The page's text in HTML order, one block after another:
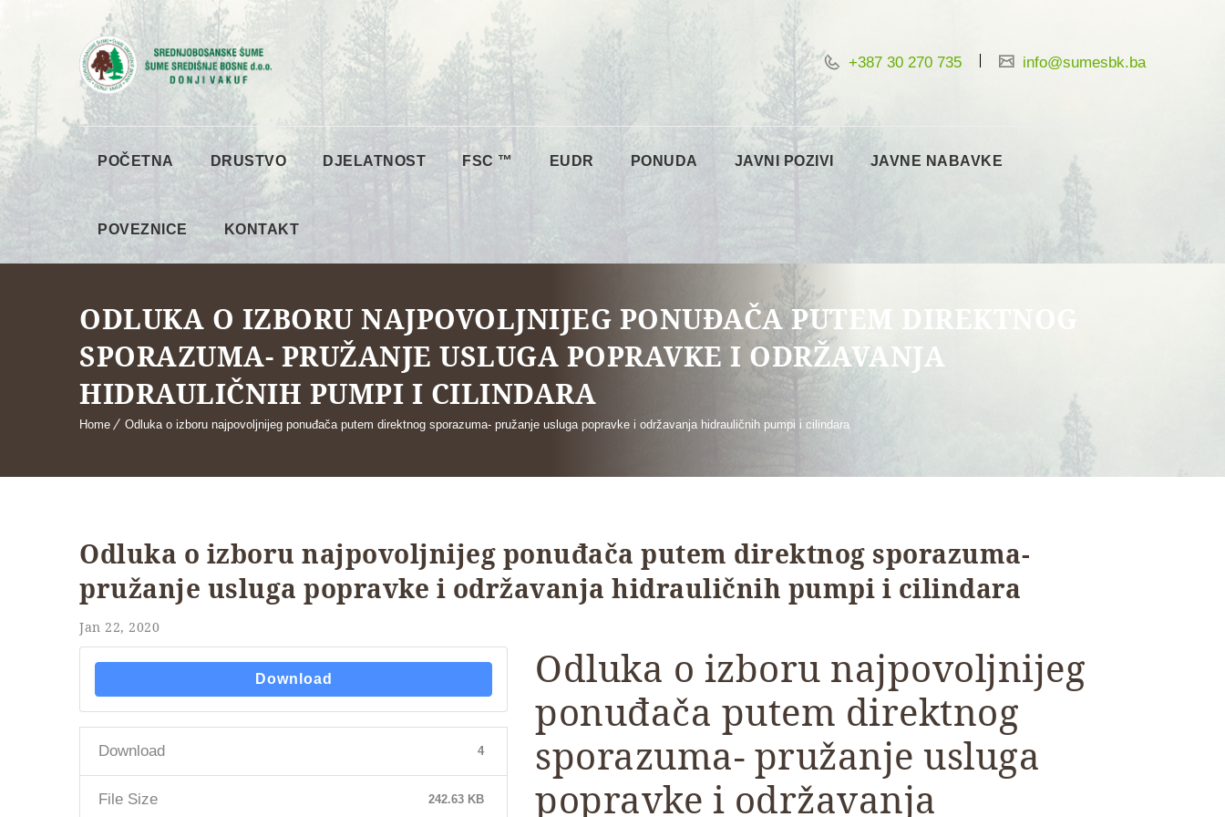
+387 30 270 735 info@sumesbk.ba
POČETNA DRUSTVO DJELATNOST FSC ™ EUDR PONUDA JAVNI POZIVI JAVNE NABAVKE
POVEZNICE KONTAKT
ODLUKA O IZBORU NAJPOVOLJNIJEG PONUĐAČA PUTEM DIREKTNOG
SPORAZUMA- PRUŽANJE USLUGA POPRAVKE I ODRŽAVANJA
HIDRAULIČNIH PUMPI I CILINDARA
Home Odluka o izboru najpovoljnijeg ponuđača putem direktnog sporazuma- pružanje usluga popravke i održavanja hidrauličnih pumpi i cilindara
Odluka o izboru najpovoljnijeg ponuđača putem direktnog sporazuma-
pružanje usluga popravke i održavanja hidrauličnih pumpi i cilindara
Jan 22, 2020
Download
Download 4
File Size 242.63 KB
Odluka o izboru najpovoljnijeg
ponuđača putem direktnog
sporazuma- pružanje usluga
popravke i održavanja